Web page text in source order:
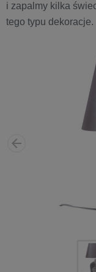
i zapalmy kilka
tego typu dekoracje.